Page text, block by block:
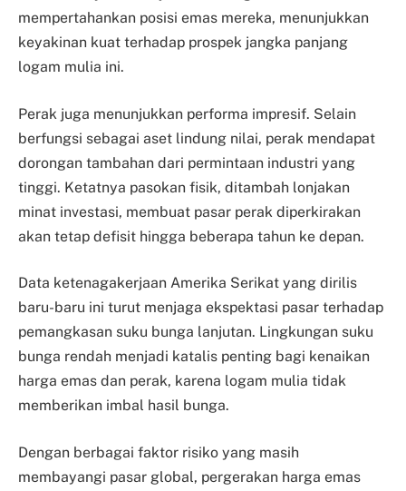
mempertahankan posisi emas mereka, menunjukkan
keyakinan kuat terhadap prospek jangka panjang
logam mulia ini.
Perak juga menunjukkan performa impresif. Selain
berfungsi sebagai aset lindung nilai, perak mendapat
dorongan tambahan dari permintaan industri yang
tinggi. Ketatnya pasokan fisik, ditambah lonjakan
minat investasi, membuat pasar perak diperkirakan
akan tetap defisit hingga beberapa tahun ke depan.
Data ketenagakerjaan Amerika Serikat yang dirilis
baru-baru ini turut menjaga ekspektasi pasar terhadap
pemangkasan suku bunga lanjutan. Lingkungan suku
bunga rendah menjadi katalis penting bagi kenaikan
harga emas dan perak, karena logam mulia tidak
memberikan imbal hasil bunga.
Dengan berbagai faktor risiko yang masih
membayangi pasar global, pergerakan harga emas